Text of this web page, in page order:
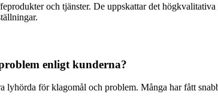
och tjänster. De uppskattar det
enligt kunderna?
lyhörda för klagomål och problem. Många har fått